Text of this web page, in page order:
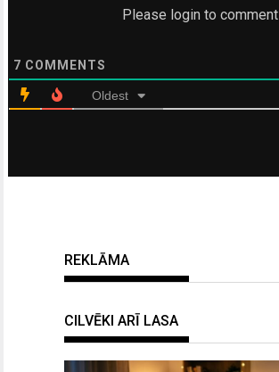
Please login to comment
7 COMMENTS
Oldest
REKLĀMA
CILVĒKI ARĪ LASA